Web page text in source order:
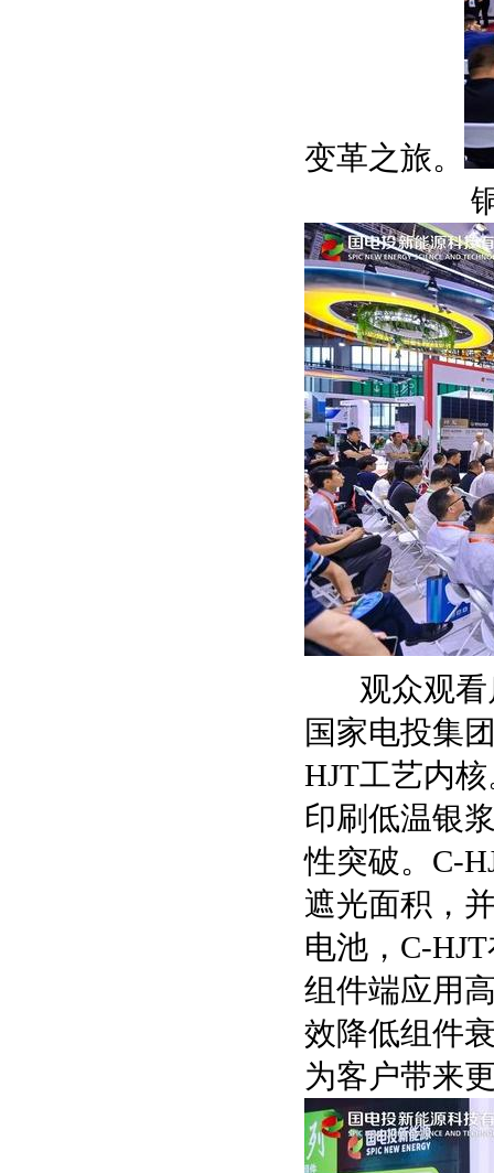
变革之旅。
观众观
国家电投集
HJT工艺内
印刷低温银
性突破。C-
遮光面积，
电池，C-
组件端应用
效降低组件
为客户带来